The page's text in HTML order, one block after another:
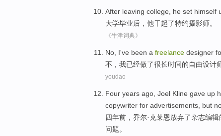
After leaving college he set himself
大学毕业后 ， 他干起了特约摄影师。
《牛津词典》
No I've been a freelance designer
不 ， 我已经做了很长时间的自由设计
youdao
Four years ago , Joel Kline gave up
copywriter for advertisements but
四年前 ，乔尔·克莱恩放弃了杂志编辑
问题。